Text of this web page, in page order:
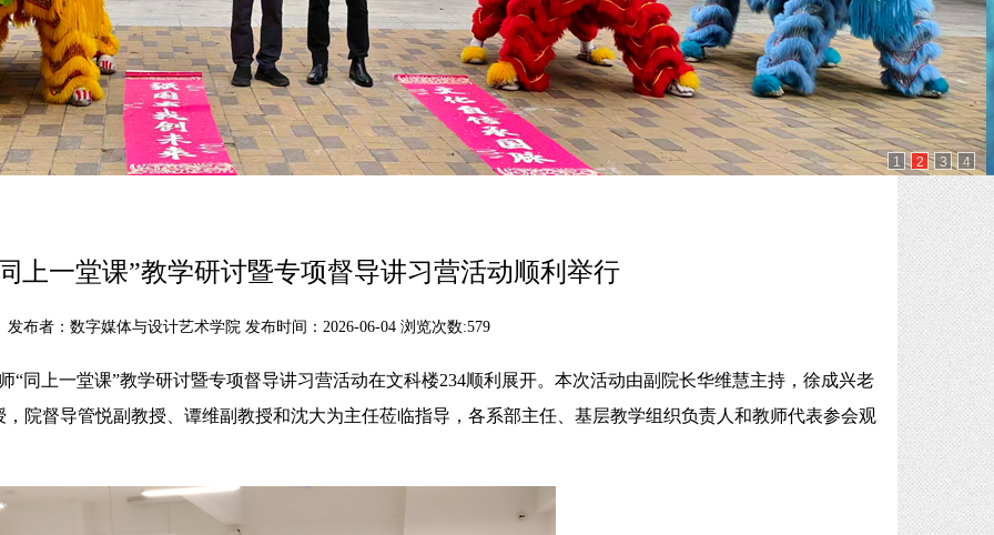
1 2 3 4
上一堂课”教学研讨暨专项督导讲习营活动顺利举行
发布者：数字媒体与设计艺术学院 发布时间：2026-06-04 浏览次数:579
同上一堂课”教学研讨暨专项督导讲习营活动在文科楼234顺利展开。本次活动由副院长华维慧主持，徐成兴老
院督导管悦副教授、谭维副教授和沈大为主任莅临指导，各系部主任、基层教学组织负责人和教师代表参会观